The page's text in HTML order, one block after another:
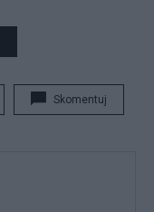
Skomentuj